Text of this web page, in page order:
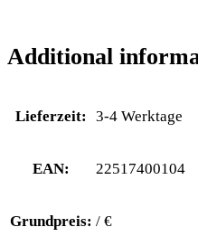
Additional
Lieferzeit: 3-4 Werktage
EAN: 22517400104
Grundpreis: / €